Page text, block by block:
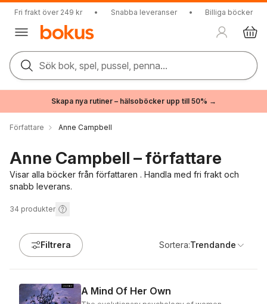
Fri frakt över 249 kr • Snabba leveranser • Billiga böcker
Sök bok, spel, pussel, penna...
Skapa nya rutiner – hälsoböcker upp till 50% →
Författare Anne Campbell
Anne Campbell – författare
Visar alla böcker från författaren . Handla med fri frakt och
snabb leverans.
34 produkter
Filtrera Sortera:Trendande
A Mind Of Her Own